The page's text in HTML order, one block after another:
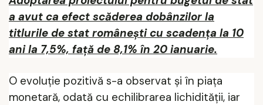
a avut ca efect scăderea dobânzilor la
titlurile de stat românești cu scadența la 10
ani la 7,5%, față de 8,1% în 20 ianuarie.
O evoluție pozitivă s-a observat și în piața
monetară, odată cu echilibrarea lichidității, iar